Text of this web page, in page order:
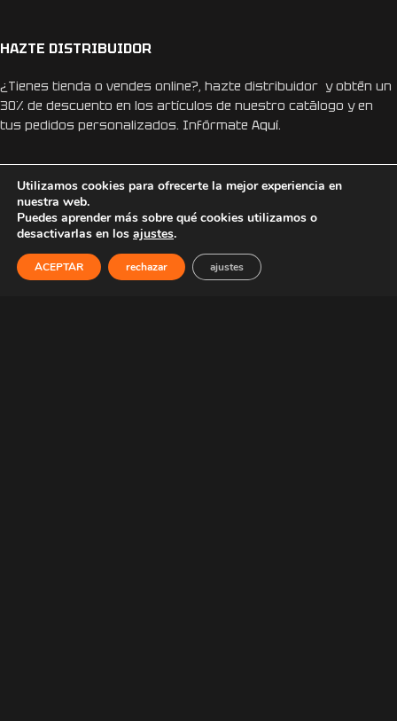
HAZTE DISTRIBUIDOR
¿Tienes tienda o vendes online?, hazte distribuidor y obtén un
30% de descuento en los artículos de nuestro catálogo y en
tus pedidos personalizados. Infórmate Aquí.
REDES SOCIALES
Instagram
Utilizamos cookies para ofrecerte la mejor experiencia en
nuestra web.
Puedes aprender más sobre qué cookies utilizamos o
desactivarlas en los ajustes.
ACEPTAR rechazar ajustes